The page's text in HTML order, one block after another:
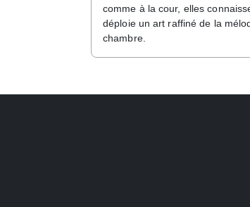
comme à la cour, elles
déploie un art raffiné de la
chambre.